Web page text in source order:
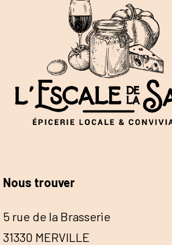
Nous trouver
5 rue de la Brasserie
31330 MERVILLE